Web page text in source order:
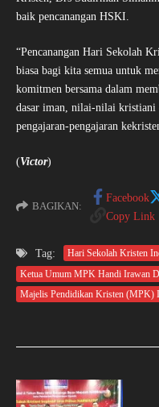
baik pencanangan HSKI.
“Pencanangan Hari Sekolah
biasa bagi kita semua untuk
komitmen bersama dalam
dasar iman, nilai-nilai kristiani
pengajaran-pengajaran
(Victor)
BAGIKAN:
Facebook
Copy Link
Tag:
Hari Sekolah Kristen
Ketua Umum MPK Handi Irawan D
Majelis Pendidikan Kristen (MPK)